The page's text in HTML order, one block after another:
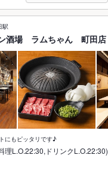
駅
酒場 ラムちゃん 町田店
にもピッタリです♪
理L.O.22:30,ドリンクL.O.22:30)